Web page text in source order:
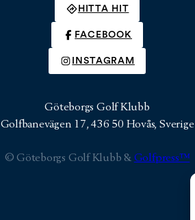
HITTA HIT
FACEBOOK
INSTAGRAM
Göteborgs Golf Klubb
Golfbanevägen 17, 436 50 Hovås, Sverige
© Göteborgs Golf Klubb & Golfpress™